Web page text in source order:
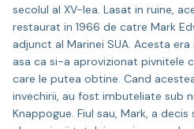
secolul al XV-lea. Lasat in ruine,
restaurat in 1966 de catre Mark
adjunct al Marinei SUA. Acesta
asa ca si-a aprovizionat pivnitele
care le putea obtine. Cand
invechirii, au fost imbuteliate sub
Knappogue. Fiul sau, Mark, a